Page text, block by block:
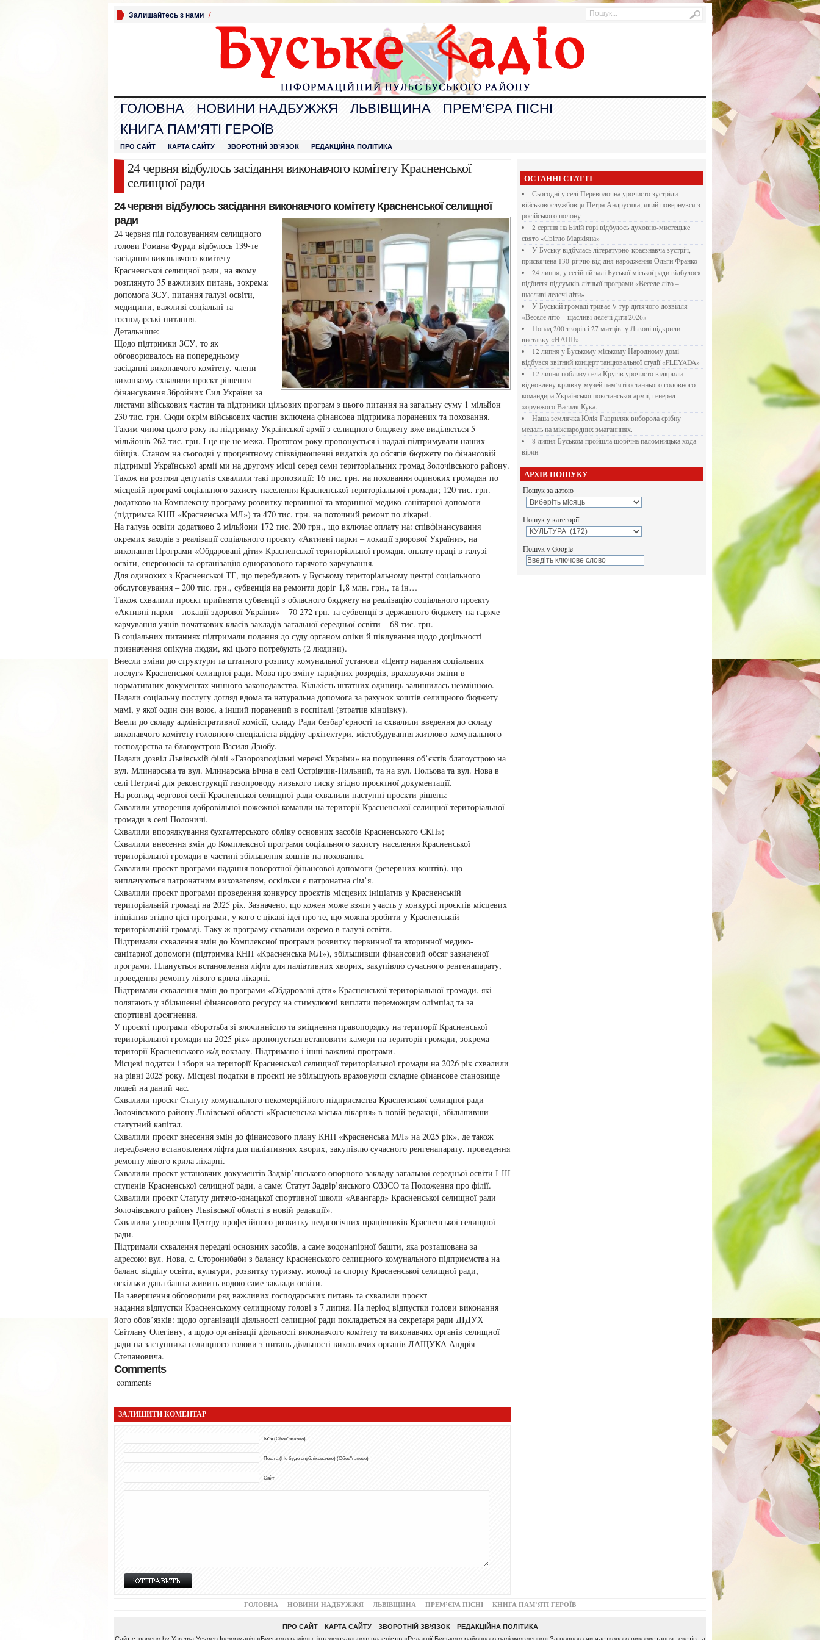
Залишайтесь з нами /
ГОЛОВНА НОВИНИ НАДБУЖЖЯ ЛЬВІВЩИНА
ПРЕМ’ЄРА ПІСНІ
КНИГА ПАМ’ЯТІ ГЕРОЇВ
ПРО САЙТ КАРТА САЙТУ ЗВОРОТНІЙ ЗВ’ЯЗОК РЕДАКЦІЙНА ПОЛІТИКА
24 червня відбулось засідання виконавчого комітету Красненської
селищної ради
24 червня відбулось засідання виконавчого комітету Красненської селищної
ради
24 червня під головуванням селищного
голови Романа Фурди відбулось 139-те
засідання виконавчого комітету
Красненської селищної ради, на якому
розглянуто 35 важливих питань, зокрема:
допомога ЗСУ, питання галузі освіти,
медицини, важливі соціальні та
господарські питання.
Детальніше:
Щодо підтримки ЗСУ, то як
обговорювалось на попередньому
засіданні виконавчого комітету, члени
виконкому схвалили проєкт рішення
фінансування Збройних Сил України за
листами військових частин та підтримки цільових програм з цього питання на загальну суму 1 мільйон
230 тис. грн. Сюди окрім військових частин включена фінансова підтримка поранених та поховання.
Таким чином цього року на підтримку Української армії з селищного бюджету вже виділяється 5
мільйонів 262 тис. грн. І це ще не межа. Протягом року пропонується і надалі підтримувати наших
бійців. Станом на сьогодні у процентному співвідношенні видатків до обсягів бюджету по фінансовій
підтримці Української армії ми на другому місці серед семи територіальних громад Золочівського району.
Також на розгляд депутатів схвалили такі пропозиції: 16 тис. грн. на поховання одиноких громадян по
місцевій програмі соціального захисту населення Красненської територіальної громади; 120 тис. грн.
додатково на Комплексну програму розвитку первинної та вторинної медико-санітарної допомоги
(підтримка КНП «Красненська МЛ») та 470 тис. грн. на поточний ремонт по лікарні.
На галузь освіти додатково 2 мільйони 172 тис. 200 грн., що включає оплату на: співфінансування
окремих заходів з реалізації соціального проєкту «Активні парки – локації здорової України», на
виконання Програми «Обдаровані діти» Красненської територіальної громади, оплату праці в галузі
освіти, енергоносії та організацію одноразового гарячого харчування.
Для одиноких з Красненської ТГ, що перебувають у Буському територіальному центрі соціального
обслуговування – 200 тис. грн., субвенція на ремонти доріг 1,8 млн. грн., та ін…
Також схвалили проєкт прийняття субвенції з обласного бюджету на реалізацію соціального проєкту
«Активні парки – локації здорової України» – 70 272 грн. та субвенції з державного бюджету на гаряче
харчування учнів початкових класів закладів загальної середньої освіти – 68 тис. грн.
В соціальних питаннях підтримали подання до суду органом опіки й піклування щодо доцільності
призначення опікуна людям, які цього потребують (2 людини).
Внесли зміни до структури та штатного розпису комунальної установи «Центр надання соціальних
послуг» Красненської селищної ради. Мова про зміну тарифних розрядів, враховуючи зміни в
нормативних документах чинного законодавства. Кількість штатних одиниць залишилась незмінною.
Надали соціальну послугу догляд вдома та натуральна допомога за рахунок коштів селищного бюджету
мамі, у якої один син воює, а інший поранений в госпіталі (втратив кінцівку).
Ввели до складу адміністративної комісії, складу Ради безбар’єрності та схвалили введення до складу
виконавчого комітету головного спеціаліста відділу архітектури, містобудування житлово-комунального
господарства та благоустрою Василя Дзюбу.
Надали дозвіл Львівській філії «Газорозподільні мережі України» на порушення об’єктів благоустрою на
вул. Млинарська та вул. Млинарська Бічна в селі Острівчик-Пильний, та на вул. Польова та вул. Нова в
селі Петричі для реконструкції газопроводу низького тиску згідно проєктної документації.
На розгляд чергової сесії Красненської селищної ради схвалили наступні проєкти рішень:
Схвалили утворення добровільної пожежної команди на території Красненської селищної територіальної
громади в селі Полоничі.
Схвалили впорядкування бухгалтерського обліку основних засобів Красненського СКП»;
Схвалили внесення змін до Комплексної програми соціального захисту населення Красненської
територіальної громади в частині збільшення коштів на поховання.
Схвалили проєкт програми надання поворотної фінансової допомоги (резервних коштів), що
виплачуються патронатним вихователям, оскільки є патронатна сім’я.
Схвалили проєкт програми проведення конкурсу проєктів місцевих ініціатив у Красненській
територіальній громаді на 2025 рік. Зазначено, що кожен може взяти участь у конкурсі проєктів місцевих
ініціатив згідно цієї програми, у кого є цікаві ідеї про те, що можна зробити у Красненській
територіальній громаді. Таку ж програму схвалили окремо в галузі освіти.
Підтримали схвалення змін до Комплексної програми розвитку первинної та вторинної медико-
санітарної допомоги (підтримка КНП «Красненська МЛ»), збільшивши фінансовий обсяг зазначеної
програми. Планується встановлення ліфта для паліативних хворих, закупівлю сучасного ренгенапарату,
проведення ремонту лівого крила лікарні.
Підтримали схвалення змін до програми «Обдаровані діти» Красненської територіальної громади, які
полягають у збільшенні фінансового ресурсу на стимулюючі виплати переможцям олімпіад та за
спортивні досягнення.
У проєкті програми «Боротьба зі злочинністю та зміцнення правопорядку на території Красненської
територіальної громади на 2025 рік» пропонується встановити камери на території громади, зокрема
території Красненського ж/д вокзалу. Підтримано і інші важливі програми.
Місцеві податки і збори на території Красненської селищної територіальної громади на 2026 рік схвалили
на рівні 2025 року. Місцеві податки в проєкті не збільшують враховуючи складне фінансове становище
людей на даний час.
Схвалили проєкт Статуту комунального некомерційного підприємства Красненської селищної ради
Золочівського району Львівської області «Красненська міська лікарня» в новій редакції, збільшивши
статутний капітал.
Схвалили проєкт внесення змін до фінансового плану КНП «Красненська МЛ» на 2025 рік», де також
передбачено встановлення ліфта для паліативних хворих, закупівлю сучасного ренгенапарату, проведення
ремонту лівого крила лікарні.
Схвалили проєкт установчих документів Задвір’янського опорного закладу загальної середньої освіти І-ІІІ
ступенів Красненської селищної ради, а саме: Статут Задвір’янського ОЗЗСО та Положення про філії.
Схвалили проєкт Статуту дитячо-юнацької спортивної школи «Авангард» Красненської селищної ради
Золочівського району Львівської області в новій редакції».
Схвалили утворення Центру професійного розвитку педагогічних працівників Красненської селищної
ради.
Підтримали схвалення передачі основних засобів, а саме водонапірної башти, яка розташована за
адресою: вул. Нова, с. Сторонибаби з балансу Красненського селищного комунального підприємства на
баланс відділу освіти, культури, розвитку туризму, молоді та спорту Красненської селищної ради,
оскільки дана башта живить водою саме заклади освіти.
На завершення обговорили ряд важливих господарських питань та схвалили проєкт
надання відпустки Красненському селищному голові з 7 липня. На період відпустки голови виконання
його обов’язків: щодо організації діяльності селищної ради покладається на секретаря ради ДІДУХ
Світлану Олегівну, а щодо організації діяльності виконавчого комітету та виконавчих органів селищної
ради на заступника селищного голови з питань діяльності виконавчих органів ЛАЩУКА Андрія
Степановича.
Comments
comments
ЗАЛИШИТИ КОМЕНТАР
Ім"я (Обов"язково)
Пошта (Не буде опублікованою) (Обов"язково)
Сайт
ОСТАННІ СТАТТІ
Сьогодні у селі Переволочна урочисто зустріли
військовослужбовця Петра Андрусяка, який повернувся з
російського полону
2 серпня на Білій горі відбулось духовно-мистецьке
свято «Світло Маркіяна»
У Буську відбулась літературно-краєзнавча зустріч,
присвячена 130-річчю від дня народження Ольги Франко
24 липня, у сесійній залі Буської міської ради відбулося
підбиття підсумків літньої програми «Веселе літо –
щасливі лелечі діти»
У Буській громаді триває V тур дитячого дозвілля
«Веселе літо – щасливі лелечі діти 2026»
Понад 200 творів і 27 митців: у Львові відкрили
виставку «НАШІ»
12 липня у Буському міському Народному домі
відбувся звітний концерт танцювальної студії «PLEYADA»
12 липня поблизу села Кругів урочисто відкрили
відновлену криївку-музей пам’яті останнього головного
командира Української повстанської армії, генерал-
хорунжого Василя Кука.
Наша землячка Юлія Гавриляк виборола срібну
медаль на міжнародних змаганннях.
8 липня Буськом пройшла щорічна паломницька хода
вірян
АРХІВ ПОШУКУ
Пошук за датою
Пошук у категорії
Пошук у Google
ГОЛОВНА НОВИНИ НАДБУЖЖЯ ЛЬВІВЩИНА ПРЕМ’ЄРА ПІСНІ КНИГА ПАМ’ЯТІ ГЕРОЇВ
ПРО САЙТ КАРТА САЙТУ ЗВОРОТНІЙ ЗВ’ЯЗОК
РЕДАКЦІЙНА ПОЛІТИКА